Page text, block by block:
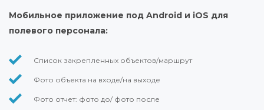
Мобильное приложение под Android и iOS для
полевого персонала:
Список закрепленных объектов/маршрут
Фото объекта на входе/на выходе
Фото отчет: фото до/ фото после